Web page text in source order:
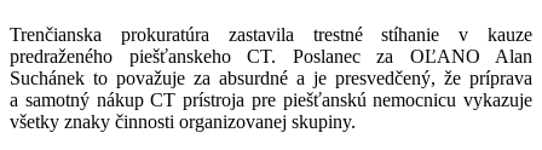
Trenčianska prokuratúra zastavila trestné stíhanie v kauze
predraženého piešťanskeho CT. Poslanec za OĽANO Alan
Suchánek to považuje za absurdné a je presvedčený, že príprava
a samotný nákup CT prístroja pre piešťanskú nemocnicu vykazuje
všetky znaky činnosti organizovanej skupiny.